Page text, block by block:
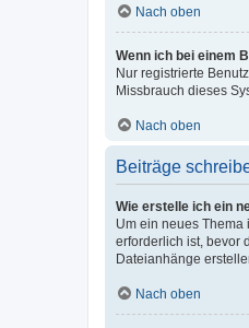
Nach oben
Wenn ich bei einem
Nur registrierte
Missbrauch dieses
Nach oben
Beiträge
Wie erstelle ich ein
Um ein neues Thema
erforderlich ist, bevor
Dateianhänge
Nach oben